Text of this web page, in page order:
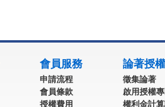
會員服務
申請流程
會員條款
授權費用
論著授權
徵集論著
啟用授權
權利金計